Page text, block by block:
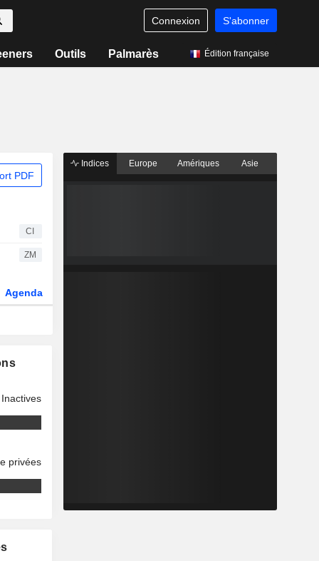
Connexion S'abonner
Outils Palmarès Édition française
PDF
CI
ZM
Agenda
Inactives
privées
Indices Europe Amériques Asie